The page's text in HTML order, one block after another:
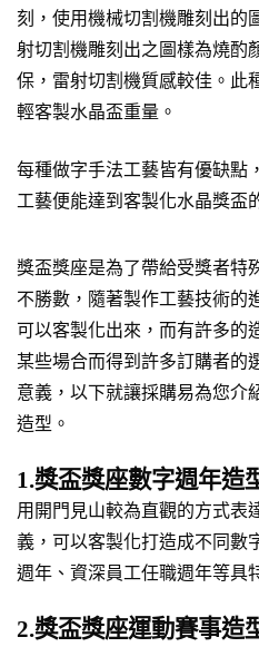
刻，使用機械切割機雕刻出的
射切割機雕刻出之圖樣為燒酌
保，雷射切割機質感較佳。此
輕客製水晶盃重量。
每種做字手法工藝皆有優缺點
工藝便能達到客製化水晶獎盃
獎盃獎座是為了帶給受獎者特
不勝數，隨著製作工藝技術的
可以客製化出來，而有許多的
某些場合而得到許多訂購者的
意義，以下就讓採購易為您介
造型。
1.獎盃獎座數字週年造
用開門見山較為直觀的方式表
義，可以客製化打造成不同數
週年、資深員工任職週年等具
2.獎盃獎座運動賽事造